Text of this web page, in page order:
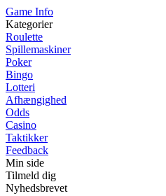
Game Info
Kategorier
Roulette
Spillemaskiner
Poker
Bingo
Lotteri
Afhængighed
Odds
Casino
Taktikker
Feedback
Min side
Tilmeld dig
Nyhedsbrevet